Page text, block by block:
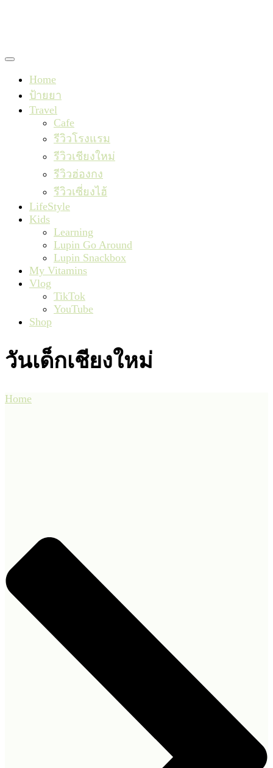
Home
ป้ายยา
Travel
Cafe
รีวิวโรงแรม
รีวิวเชียงใหม่
รีวิวฮ่องกง
รีวิวเซี่ยงไฮ้
LifeStyle
Kids
Learning
Lupin Go Around
Lupin Snackbox
My Vitamins
Vlog
TikTok
YouTube
Shop
วันเด็กเชียงใหม่
Home